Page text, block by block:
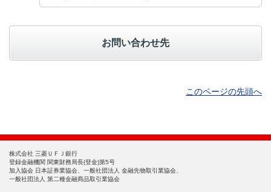
お問い合わせ先
このページの先頭へ
株式会社 三菱ＵＦＪ銀行
登録金融機関 関東財務局長(登金)第5号
加入協会 日本証券業協会、一般社団法人 金融先物取引業協会、
一般社団法人 第二種金融商品取引業協会